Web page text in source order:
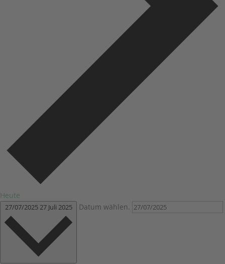
Heute
27/07/202527 Juli 2025 Datum wählen.